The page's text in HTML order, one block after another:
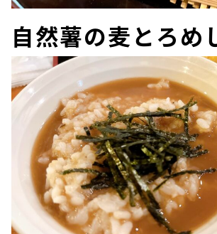
自然薯の麦とろめ